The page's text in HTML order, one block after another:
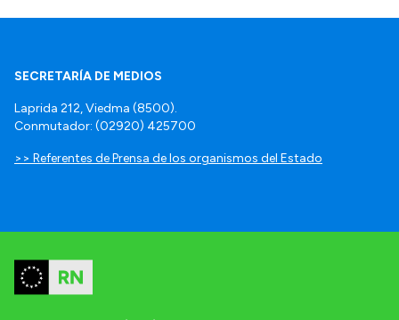
SECRETARÍA DE MEDIOS
Laprida 212, Viedma (8500).
Conmutador: (02920) 425700
>> Referentes de Prensa de los organismos del Estado